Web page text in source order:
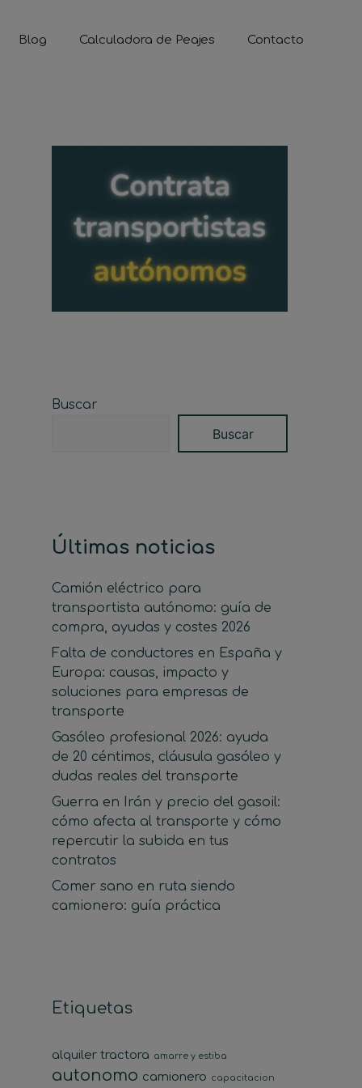
Blog Calculadora de Peajes Contacto
Buscar
Buscar
Últimas noticias
Camión eléctrico para
transportista autónomo: guía de
compra, ayudas y costes 2026
Falta de conductores en España y
Europa: causas, impacto y
soluciones para empresas de
transporte
Gasóleo profesional 2026: ayuda
de 20 céntimos, cláusula gasóleo y
dudas reales del transporte
Guerra en Irán y precio del gasoil:
cómo afecta al transporte y cómo
repercutir la subida en tus
contratos
Comer sano en ruta siendo
camionero: guía práctica
Etiquetas
alquiler tractora amarre y estiba
autonomo camionero capacitacion